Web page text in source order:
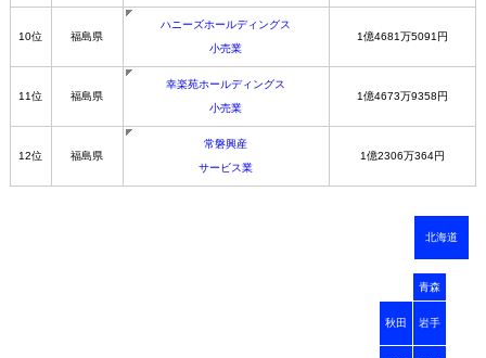
10位 福島県
ハニーズホールディングス
小売業
1億4681万5091円
11位 福島県
幸楽苑ホールディングス
小売業
1億4673万9358円
12位 福島県
常磐興産
サービス業
1億2306万364円
北海道
青森
秋田 岩手